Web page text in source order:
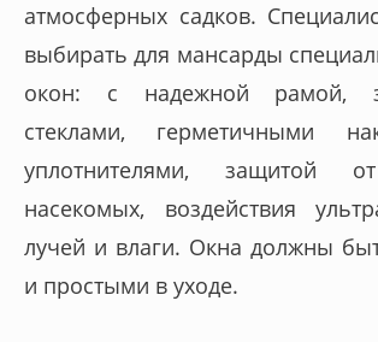
атмосферных садков.
выбирать для мансарды
окон: с надежной рамой,
стеклами, герметичными
уплотнителями,
насекомых, воздействия
лучей и влаги. Окна должны
и простыми в уходе.